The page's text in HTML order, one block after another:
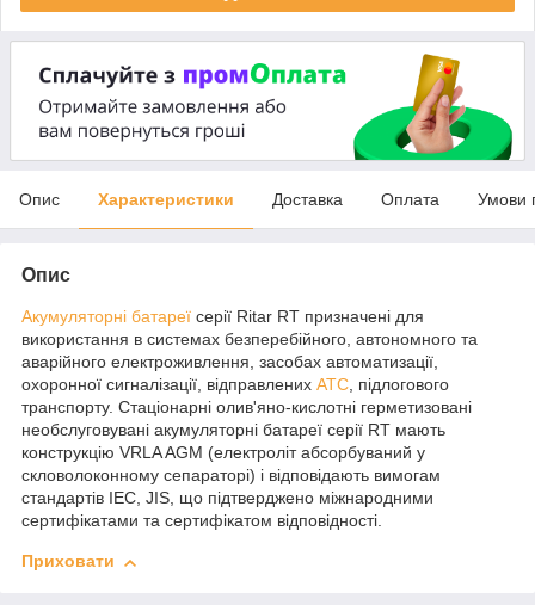
Опис Характеристики Доставка Оплата Умови
Опис
Акумуляторні батареї серії Ritar RT призначені для
використання в системах безперебійного, автономного та
аварійного електроживлення, засобах автоматизації,
охоронної сигналізації, відправлених АТС, підлогового
транспорту. Стаціонарні олив'яно-кислотні герметизовані
необслуговувані акумуляторні батареї серії RT мають
конструкцію VRLA AGM (електроліт абсорбуваний у
скловолоконному сепараторі) і відповідають вимогам
стандартів IEC, JIS, що підтверджено міжнародними
сертифікатами та сертифікатом відповідності.
Приховати